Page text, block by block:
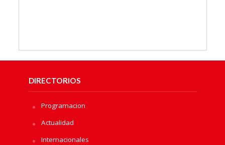
DIRECTORIOS
Programacion
Actualidad
Internacionales